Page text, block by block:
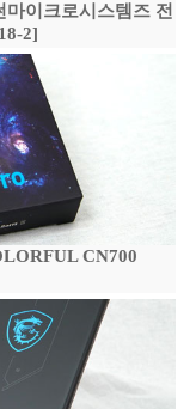
이크로시스템즈 전
2]
CN700